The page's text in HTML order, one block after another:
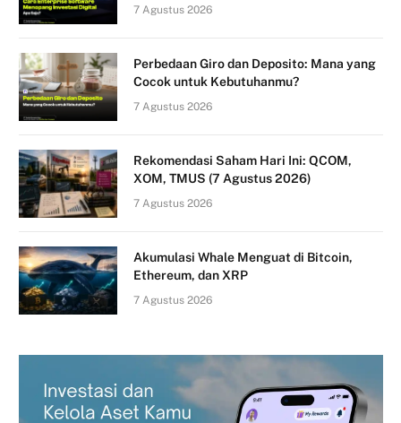
7 Agustus 2026
Perbedaan Giro dan Deposito: Mana yang
Cocok untuk Kebutuhanmu?
7 Agustus 2026
Rekomendasi Saham Hari Ini: QCOM,
XOM, TMUS (7 Agustus 2026)
7 Agustus 2026
Akumulasi Whale Menguat di Bitcoin,
Ethereum, dan XRP
7 Agustus 2026